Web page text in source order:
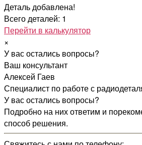
Деталь добавлена!
Всего деталей: 1
Перейти в калькулятор
×
У вас остались вопросы?
Ваш консультант
Алексей Гаев
Специалист по работе с
У вас остались вопросы?
Подробно на них ответим и
способ решения.